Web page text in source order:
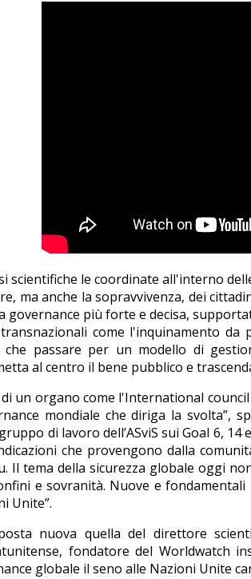
scientifiche le coordinate all'interno
ma anche la sopravvivenza, dei
governance più forte e decisa,
come l'inquinamento
passare per un modello di
al centro il bene pubblico e
un organo come l'International
mondiale che diriga la svolta”,
di lavoro dell’ASviS sui Goal 6,
che provengono dalla
Il tema della sicurezza globale oggi
e sovranità. Nuove e
Unite”.
nuova quella del direttore
fondatore del Worldwatch
globale il seno alle Nazioni Unite